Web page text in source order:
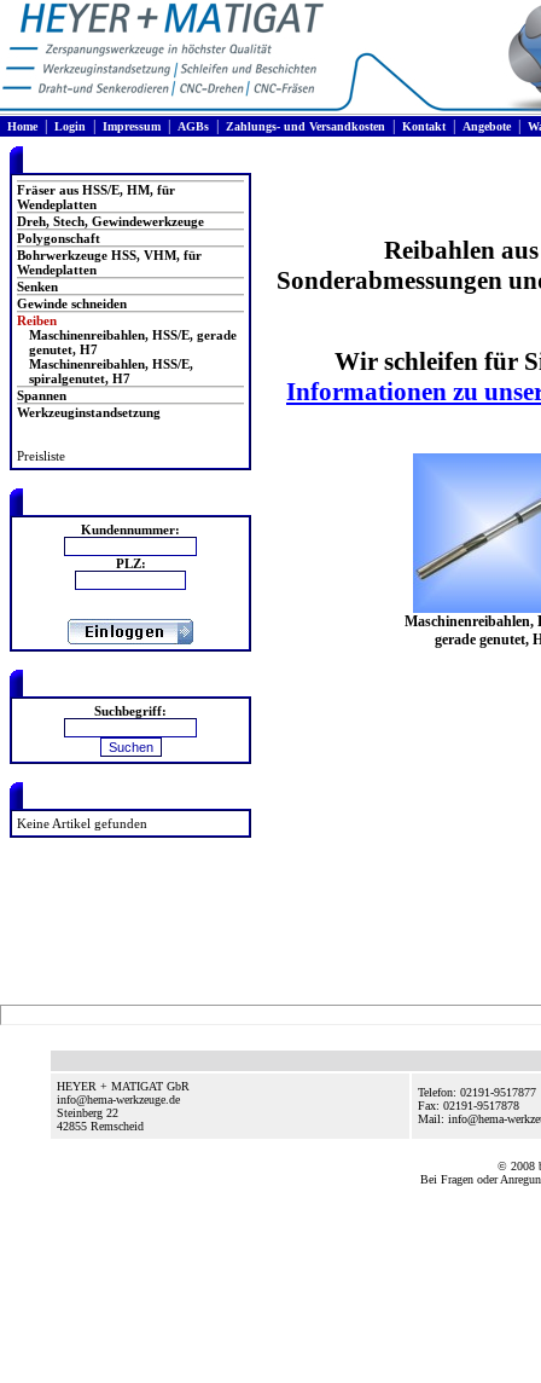
Home| Login Impressum AGBs Zahlungs- und Versandkosten Kontakt| Angebote|
Fräser aus HSS/E, HM, für
Wendeplatten
Dreh, Stech, Gewindewerkzeuge
Polygonschaft
Bohrwerkzeuge HSS, VHM, für
Wendeplatten
Senken
Gewinde schneiden
Reiben
Maschinenreibahlen, HSS/E, gerade
genutet, H7
Maschinenreibahlen, HSS/E,
spiralgenutet, H7
Spannen
Werkzeuginstandsetzung
Preisliste
Kundennummer:
PLZ:
Suchbegriff:
Keine Artikel gefunden
Reibahlen
Sonderabmessungen
Wir schleifen für
Informationen zu
Maschinenreibahlen,
gerade genutet,
HEYER + MATIGAT GbR
info@hema-werkzeuge.de
Steinberg 22
42855 Remscheid
Telefon: 02191-9517877
Fax: 02191-9517878
Mail: info@hema-
© 2008
Bei Fragen oder